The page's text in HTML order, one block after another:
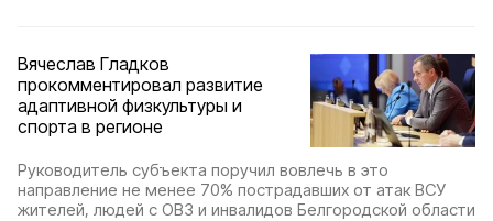
Вячеслав Гладков
прокомментировал развитие
адаптивной физкультуры и
спорта в регионе
Руководитель субъекта поручил вовлечь в это
направление не менее 70% пострадавших от атак ВСУ
жителей, людей с ОВЗ и инвалидов Белгородской области